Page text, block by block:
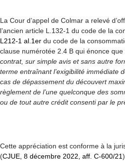
La Cour d’appel de Colmar a relevé
l’ancien article L.132-1 du code de la
L212-1 al.1er du code de la
clause numérotée 2.4 B qui énonce que
contrat, sur simple avis et sans autre
terme entraînant l’exigibilité immédiate
cas de dépassement du découvert
règlement de l’une quelconque des
ou de tout autre crédit consenti par le
Cette appréciation est conforme à la
(CJUE, 8 décembre 2022, aff. C-600/21